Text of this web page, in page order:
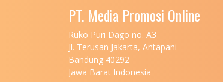
PT. Media Promosi Online
Ruko Puri Dago no. A3
Jl. Terusan Jakarta, Antapani
Bandung 40292
Jawa Barat Indonesia